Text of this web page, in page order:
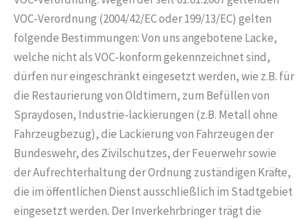
VOC-Verordnung (2004/42/EC oder 199/13/EC) gelten
folgende Bestimmungen: Von uns angebotene Lacke,
welche nicht als VOC-konform gekennzeichnet sind,
dürfen nur eingeschränkt eingesetzt werden, wie z.B. für
die Restaurierung von Oldtimern, zum Befüllen von
Spraydosen, Industrie-lackierungen (z.B. Metall ohne
Fahrzeugbezug), die Lackierung von Fahrzeugen der
Bundeswehr, des Zivilschutzes, der Feuerwehr sowie
der Aufrechterhaltung der Ordnung zuständigen Kräfte,
die im öffentlichen Dienst ausschließlich im Stadtgebiet
eingesetzt werden. Der Inverkehrbringer trägt die